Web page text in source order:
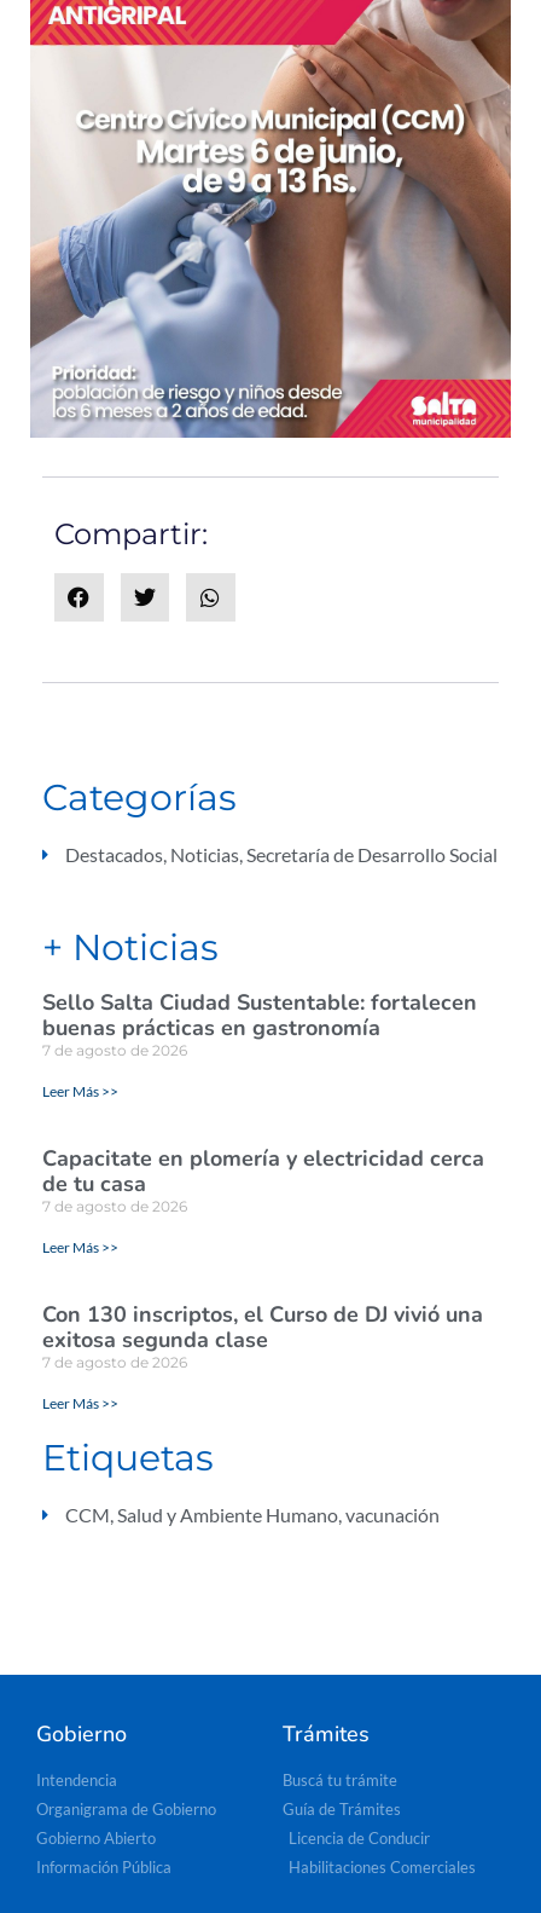
Compartir:
Categorías
Destacados, Noticias,Secretaría de Desarrollo Social
+ Noticias
Sello Salta Ciudad Sustentable: fortalecen
buenas prácticas en gastronomía
7 de agosto de 2026
Leer Más >>
Capacitate en plomería y electricidad cerca
de tu casa
7 de agosto de 2026
Leer Más >>
Con 130 inscriptos, el Curso de DJ vivió una
exitosa segunda clase
7 de agosto de 2026
Leer Más >>
Etiquetas
CCM,Salud y Ambiente Humano,vacunación
Gobierno
Intendencia
Organigrama de Gobierno
Gobierno Abierto
Información Pública
Trámites
Buscá tu trámite
Guía de Trámites
Licencia de Conducir
Habilitaciones Comerciales